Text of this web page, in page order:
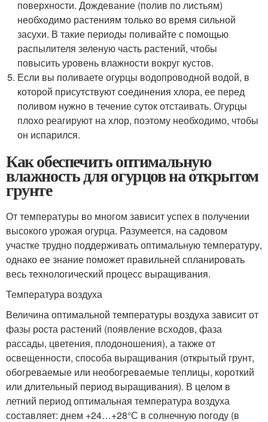
поверхности. Дождевание (полив по листьям)
необходимо растениям только во время сильной
засухи. В такие периоды поливайте с помощью
распылителя зеленую часть растений, чтобы
повысить уровень влажности вокруг кустов.
Если вы поливаете огурцы водопроводной водой, в
которой присутствуют соединения хлора, ее перед
поливом нужно в течение суток отстаивать. Огурцы
плохо реагируют на хлор, поэтому необходимо, чтобы
он испарился.
Как обеспечить оптимальную
влажность для огурцов на открытом
грунте
От температуры во многом зависит успех в получении
высокого урожая огурца. Разумеется, на садовом
участке трудно поддерживать оптимальную температуру,
однако ее знание поможет правильней спланировать
весь технологический процесс выращивания.
Температура воздуха
Величина оптимальной температуры воздуха зависит от
фазы роста растений (появление всходов, фаза
рассады, цветения, плодоношения), а также от
освещенности, способа выращивания (открытый грунт,
обогреваемые или необогреваемые теплицы, короткий
или длительный период выращивания). В целом в
летний период оптимальная температура воздуха
составляет: днем +24…+28°С в солнечную погоду (в